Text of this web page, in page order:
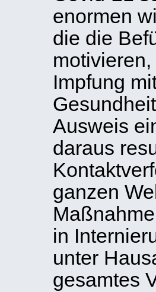
enormen
die die
Impfung
Ausweis
daraus
ganzen
in
unter
gesamtes